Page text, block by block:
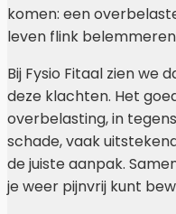
komen: een
leven flink
Bij Fysio Fitaal zien we
deze klachten. Het
overbelasting, in
schade, vaak
de juiste aanpak.
je weer pijnvrij kunt